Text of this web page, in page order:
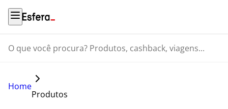
O que você procura? Produtos, cashback, viagens...
Home
Produtos